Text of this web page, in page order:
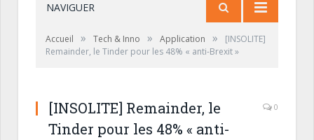
NAVIGUER
Accueil » Tech & Inno » Application »
[INSOLITE]
Remainder, le Tinder pour les 48% « anti-Brexit »
[INSOLITE] Remainder, le
Tinder pour les 48% « anti-
0